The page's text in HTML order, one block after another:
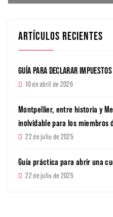
ARTÍCULOS RECIENTES
GUÍA PARA DECLARAR
10 de abril de 2026
Montpellier, entre historia y
inolvidable para los miembros
22 de julio de 2025
Guía práctica para abrir una
22 de julio de 2025